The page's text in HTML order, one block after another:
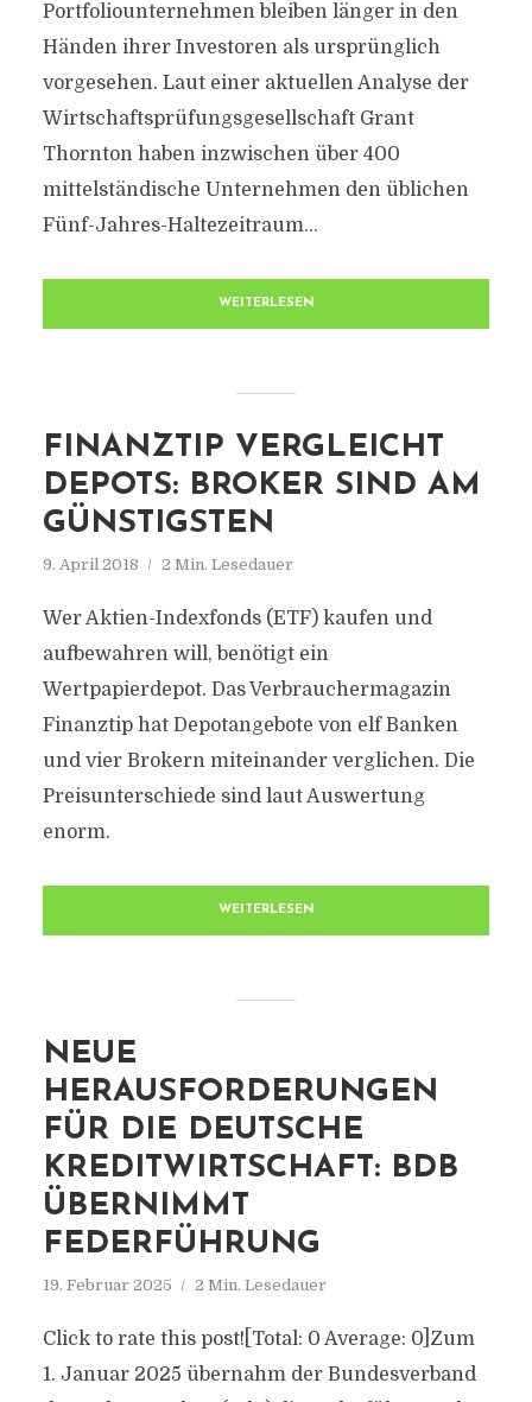
Portfoliounternehmen bleiben länger in den
Händen ihrer Investoren als ursprünglich
vorgesehen. Laut einer aktuellen Analyse der
Wirtschaftsprüfungsgesellschaft Grant
Thornton haben inzwischen über 400
mittelständische Unternehmen den üblichen
Fünf-Jahres-Haltezeitraum...
WEITERLESEN
FINANZTIP VERGLEICHT
DEPOTS: BROKER SIND AM
GÜNSTIGSTEN
9. April 2018 2 Min. Lesedauer
Wer Aktien-Indexfonds (ETF) kaufen und
aufbewahren will, benötigt ein
Wertpapierdepot. Das Verbrauchermagazin
Finanztip hat Depotangebote von elf Banken
und vier Brokern miteinander verglichen. Die
Preisunterschiede sind laut Auswertung
enorm.
WEITERLESEN
NEUE
HERAUSFORDERUNGEN
FÜR DIE DEUTSCHE
KREDITWIRTSCHAFT: BDB
ÜBERNIMMT
FEDERFÜHRUNG
19. Februar 2025 2 Min. Lesedauer
Click to rate this post![Total: 0 Average: 0]Zum
1. Januar 2025 übernahm der Bundesverband